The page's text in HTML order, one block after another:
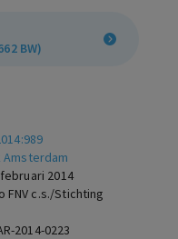
BW)
Amsterdam
2014
FNV c.s./Stichting
2014-0223